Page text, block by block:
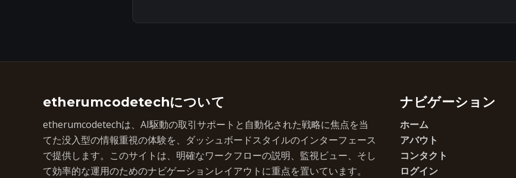
etherumcodetechについて
etherumcodetechは、AI駆動の取引サポートと自動化された戦略に焦点を当
てた没入型の情報重視の体験を、ダッシュボードスタイルのインターフェース
で提供します。このサイトは、明確なワークフローの説明、監視ビュー、そし
て効率的な運用のためのナビゲーションレイアウトに重点を置いています。
ナビゲーション
ホーム
アバウト
コンタクト
ログイン